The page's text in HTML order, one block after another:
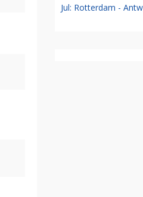
Jul: Rotterdam -